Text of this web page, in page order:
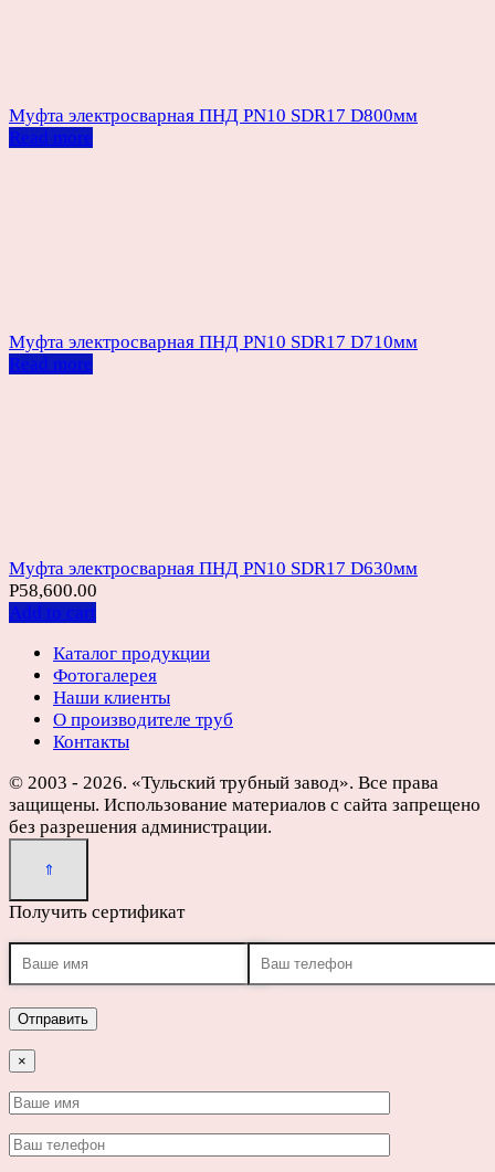
Муфта электросварная ПНД PN10 SDR17 D800мм
Read more
Муфта электросварная ПНД PN10 SDR17 D710мм
Read more
Муфта электросварная ПНД PN10 SDR17 D630мм
Р58,600.00
Add to cart
Каталог продукции
Фотогалерея
Наши клиенты
О производителе труб
Контакты
© 2003 - 2026. «Тульский трубный завод». Все права
защищены. Использование материалов с сайта запрещено
без разрешения администрации.
Получить сертификат
×